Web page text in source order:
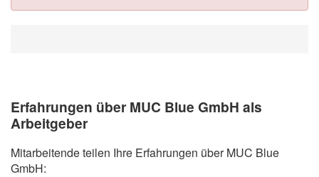
Erfahrungen über MUC Blue GmbH als
Arbeitgeber
Mitarbeitende teilen Ihre Erfahrungen über MUC Blue
GmbH: